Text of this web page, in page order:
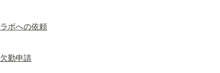
ラボへの依頼
欠勤申請